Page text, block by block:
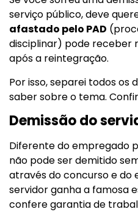
serviço público, deve
afastado pelo PAD
disciplinar) pode receber
após a reintegração.
Por isso, separei todos os
saber sobre o tema.
Demissão do
Diferente do empregado
não pode ser demitido
através do concurso e do
servidor ganha a famosa
confere garantia de